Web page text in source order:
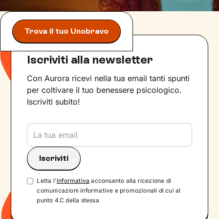
Trova il tuo Unobravo
Iscriviti alla newsletter
Con Aurora ricevi nella tua email tanti spunti
per coltivare il tuo benessere psicologico.
Iscriviti subito!
Letta l'informativa acconsento alla ricezione di
comunicazioni informative e promozionali di cui al
punto 4.C della stessa